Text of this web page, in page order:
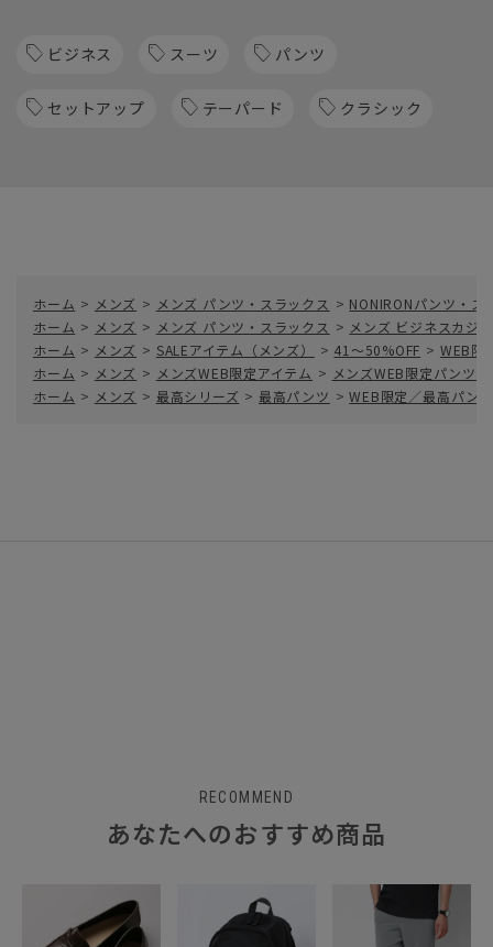
ビジネス スーツ パンツ
セットアップ テーパード クラシック
ホーム > メンズ > メンズ パンツ・スラックス > NONIRONパンツ・ス
ホーム > メンズ > メンズ パンツ・スラックス > メンズ ビジネスカジ
ホーム > メンズ > SALEアイテム（メンズ） > 41～50%OFF > WEB限
ホーム > メンズ > メンズWEB限定アイテム > メンズWEB限定パンツ
ホーム > メンズ > 最高シリーズ > 最高パンツ > WEB限定／最高パン
RECOMMEND
あなたへのおすすめ商品